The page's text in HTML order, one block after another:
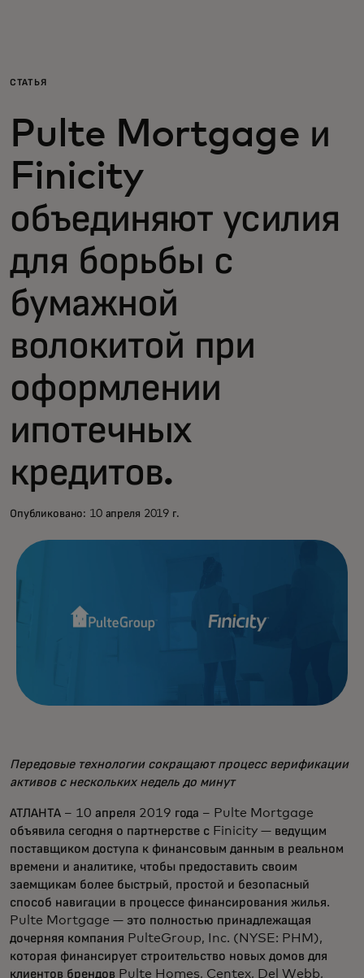
Для бизнеса
Для всего мира
Для новаторов
Новости и тренды
СТАТЬЯ
Pulte Mortgage и
Finicity
объединяют усилия
для борьбы с
бумажной
волокитой при
оформлении
ипотечных
кредитов.
Опубликовано: 10 апреля 2019 г.
Передовые технологии сокращают процесс верификации
активов с нескольких недель до минут
АТЛАНТА – 10 апреля 2019 года – Pulte Mortgage
объявила сегодня о партнерстве с Finicity — ведущим
поставщиком доступа к финансовым данным в реальном
времени и аналитике, чтобы предоставить своим
заемщикам более быстрый, простой и безопасный
способ навигации в процессе финансирования жилья.
Pulte Mortgage — это полностью принадлежащая
дочерняя компания PulteGroup, Inc. (NYSE: PHM),
которая финансирует строительство новых домов для
клиентов брендов Pulte Homes, Centex, Del Webb,